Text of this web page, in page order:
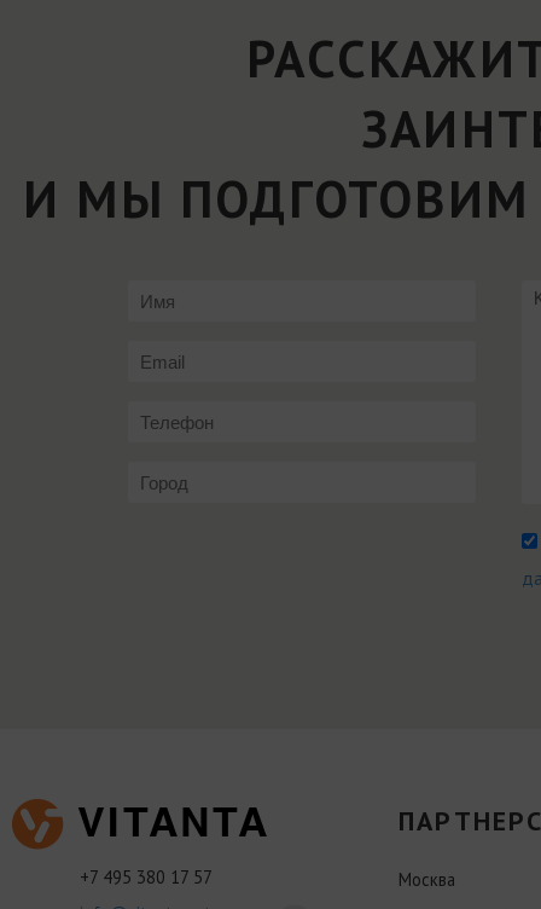
И МЫ ПОДГОТОВИМ
+7 495 380 17 57
Москва